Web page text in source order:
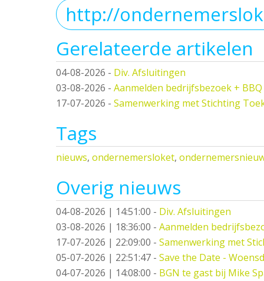
http://
Gerelateerde artikelen
04-08-2026 - Div. Afsluitingen
03-08-2026 - Aanmelden bedrijfsbezoek + BBQ
17-07-2026 - Samenwerking met Stichting
Tags
nieuws, ondernemersloket,
Overig nieuws
04-08-2026 | 14:51:00 - Div. Afsluitingen
03-08-2026 | 18:36:00 - Aanmelden
17-07-2026 | 22:09:00 - Samenwerking met
05-07-2026 | 22:51:47 - Save the Date -
04-07-2026 | 14:08:00 - BGN te gast bij Mike